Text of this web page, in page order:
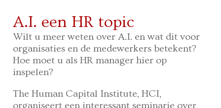
A.I. een HR topic
Wilt u meer weten over A.I. en wat dit voor
organisaties en de medewerkers betekent?
Hoe moet u als HR manager hier op
inspelen?
The Human Capital Institute, HCI,
organiseert een interessant seminarie over